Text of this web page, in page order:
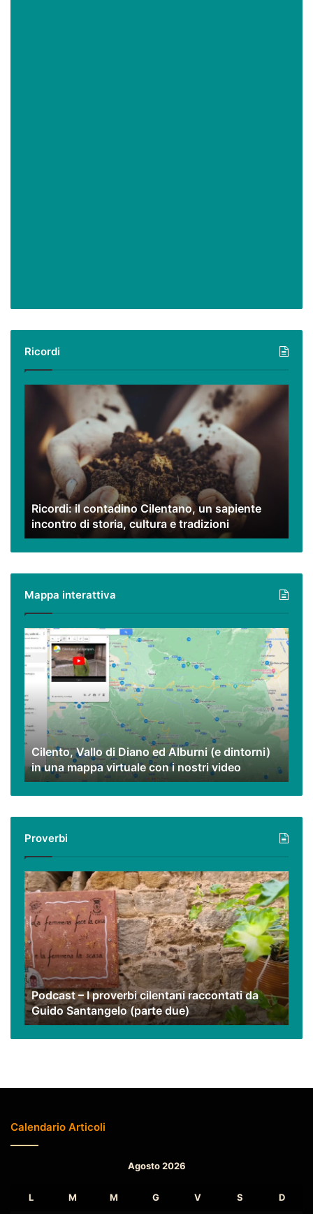
Ricordi
Cilentano,
sapiente
incontro
storia,
cultura
e
tradizioni
Ricordi: il contadino Cilentano, un sapiente
incontro di storia, cultura e tradizioni
Mappa interattiva
Cilento,
Vallo
di
Diano
ed
Alburni
(e
dintorni)
una
mappa
virtuale
nostri
video
Cilento, Vallo di Diano ed Alburni (e dintorni)
in una mappa virtuale con i nostri video
Proverbi
Podcast
–
I
proverbi
cilentani
raccontati
da
Guido
Santangelo
(parte
due)
Podcast – I proverbi cilentani raccontati da
Guido Santangelo (parte due)
Calendario Articoli
Agosto 2026
L M M G V S D